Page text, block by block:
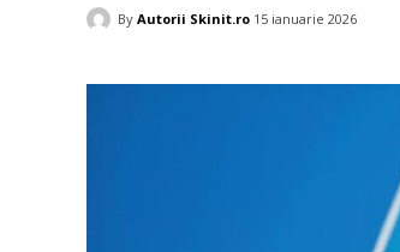
By Autorii Skinit.ro 15 ianuarie 2026